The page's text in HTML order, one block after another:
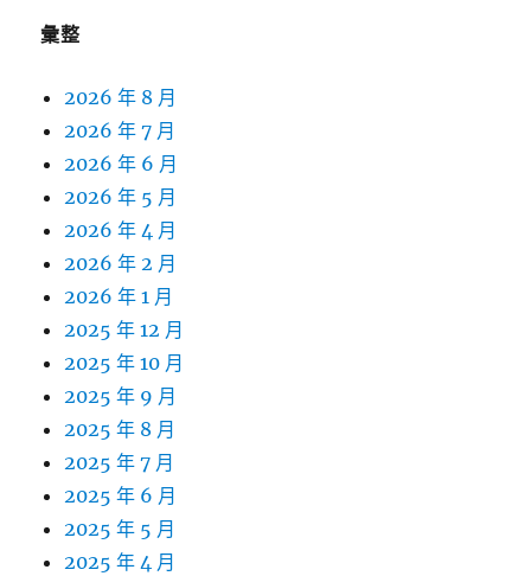
彙整
2026 年 8 月
2026 年 7 月
2026 年 6 月
2026 年 5 月
2026 年 4 月
2026 年 2 月
2026 年 1 月
2025 年 12 月
2025 年 10 月
2025 年 9 月
2025 年 8 月
2025 年 7 月
2025 年 6 月
2025 年 5 月
2025 年 4 月